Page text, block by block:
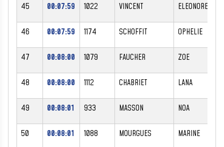
45 00:07:59 1022 VINCENT ELEONORE
46 00:07:59 1174 SCHOFFIT OPHELIE
47 00:08:00 1079 FAUCHER ZOE
48 00:08:00 1112 CHABRIET LANA
49 00:08:01 933 MASSON NOA
50 00:08:01 1088 MOURGUES MARINE